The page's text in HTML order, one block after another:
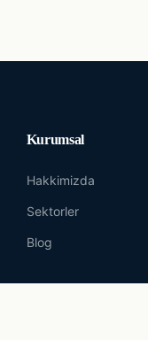
Kurumsal
Hakkimizda
Sektorler
Blog